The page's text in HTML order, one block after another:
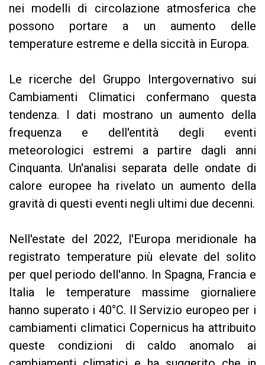
nei modelli di circolazione atmosferica che
possono portare a un aumento delle
temperature estreme e della siccità in Europa.
Le ricerche del Gruppo Intergovernativo sui
Cambiamenti Climatici confermano questa
tendenza. I dati mostrano un aumento della
frequenza e dell'entità degli eventi
meteorologici estremi a partire dagli anni
Cinquanta. Un'analisi separata delle ondate di
calore europee ha rivelato un aumento della
gravità di questi eventi negli ultimi due decenni.
Nell'estate del 2022, l'Europa meridionale ha
registrato temperature più elevate del solito
per quel periodo dell'anno. In Spagna, Francia e
Italia le temperature massime giornaliere
hanno superato i 40°C. Il Servizio europeo per i
cambiamenti climatici Copernicus ha attribuito
queste condizioni di caldo anomalo ai